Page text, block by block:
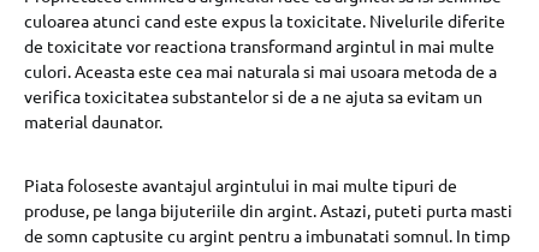
culoarea atunci cand este expus la toxicitate. Nivelurile diferite
de toxicitate vor reactiona transformand argintul in mai multe
culori. Aceasta este cea mai naturala si mai usoara metoda de a
verifica toxicitatea substantelor si de a ne ajuta sa evitam un
material daunator.
Piata foloseste avantajul argintului in mai multe tipuri de
produse, pe langa bijuteriile din argint. Astazi, puteti purta masti
de somn captusite cu argint pentru a imbunatati somnul. In timp